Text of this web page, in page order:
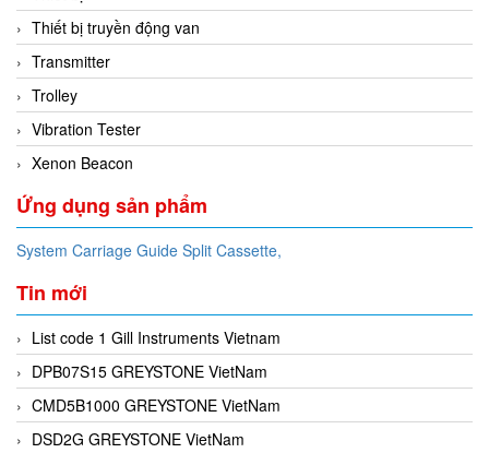
Thiết bị truyền động van
Transmitter
Trolley
Vibration Tester
Xenon Beacon
Ứng dụng sản phẩm
System Carriage Guide Split Cassette,
Tin mới
List code 1 Gill Instruments Vietnam
DPB07S15 GREYSTONE VietNam
CMD5B1000 GREYSTONE VietNam
DSD2G GREYSTONE VietNam